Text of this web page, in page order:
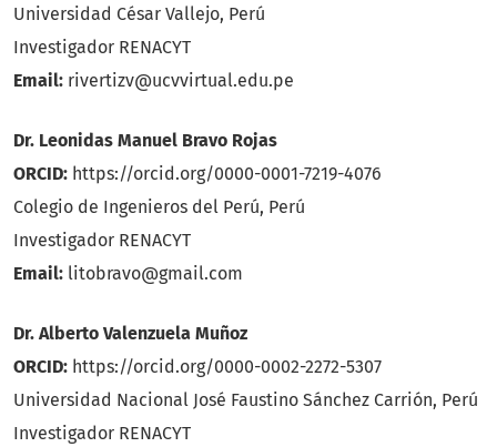
Universidad César Vallejo, Perú
Investigador RENACYT
Email: rivertizv@ucvvirtual.edu.pe
Dr. Leonidas Manuel Bravo Rojas
ORCID: https://orcid.org/0000-0001-7219-4076
Colegio de Ingenieros del Perú, Perú
Investigador RENACYT
Email: litobravo@gmail.com
Dr. Alberto Valenzuela Muñoz
ORCID: https://orcid.org/0000-0002-2272-5307
Universidad Nacional José Faustino Sánchez Carrión, Perú
Investigador RENACYT